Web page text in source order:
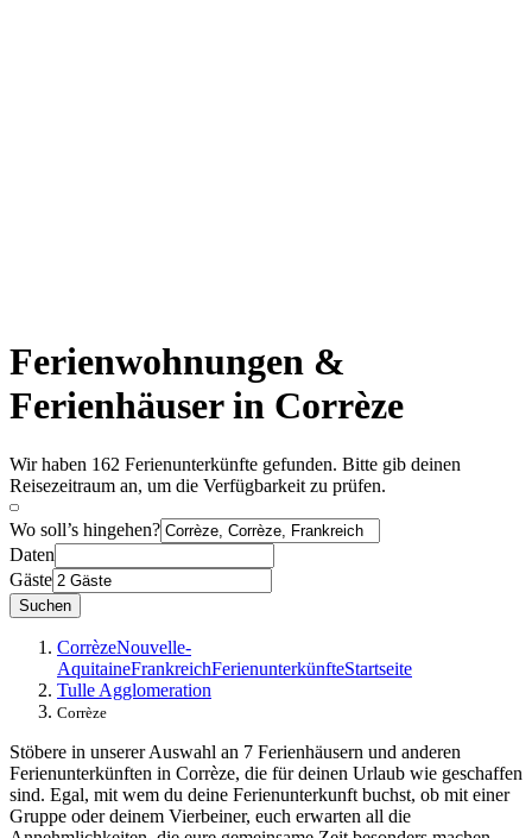
Ferienwohnungen &
Ferienhäuser in Corrèze
Wir haben 162 Ferienunterkünfte gefunden. Bitte gib deinen
Reisezeitraum an, um die Verfügbarkeit zu prüfen.
Wo soll’s hingehen?
Daten
Gäste
Suchen
CorrèzeNouvelle-
AquitaineFrankreichFerienunterkünfteStartseite
Tulle Agglomeration
Corrèze
Stöbere in unserer Auswahl an 7 Ferienhäusern und anderen
Ferienunterkünften in Corrèze, die für deinen Urlaub wie geschaffen
sind. Egal, mit wem du deine Ferienunterkunft buchst, ob mit einer
Gruppe oder deinem Vierbeiner, euch erwarten all die